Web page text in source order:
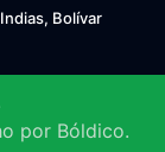
Bolívar
por Bóldico.